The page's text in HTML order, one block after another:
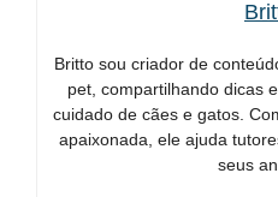
Britto sou criador de
pet, compartilhando dicas
cuidado de cães e gatos.
apaixonada, ele ajuda
seus